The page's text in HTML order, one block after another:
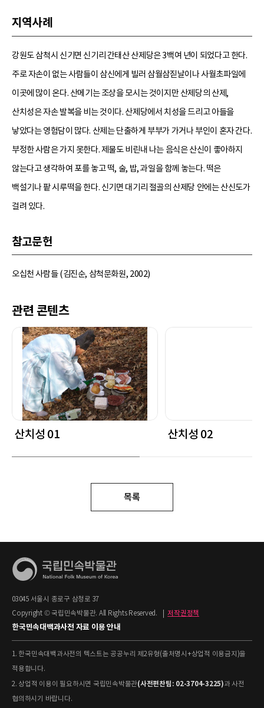
지역사례
강원도 삼척시 신기면 신기리 간태산 산제당은 3백여 년이 되었다고 한다.
주로 자손이 없는 사람들이 삼신에게 빌러 삼월삼짇날이나 사월초파일에
이곳에 많이 온다. 산메기는 조상을 모시는 것이지만 산제당의 산제,
산치성은 자손 발복을 비는 것이다. 산제당에서 치성을 드리고 아들을
낳았다는 영험담이 많다. 산제는 단출하게 부부가 가거나 부인이 혼자 간다.
부정한 사람은 가지 못한다. 제물도 비린내 나는 음식은 산신이 좋아하지
않는다고 생각하여 포를 놓고 떡, 술, 밥, 과일을 함께 놓는다. 떡은
백설기나 팥 시루떡을 한다. 신기면 대기리 절골의 산제당 안에는 산신도가
걸려 있다.
참고문헌
오십천 사람들 (김진순, 삼척문화원, 2002)
관련 콘텐츠
산치성 01 산치성 02
목록
03045 서울시 종로구 삼청로 37
Copyright © 국립민속박물관. All Rights Reserved.
저작권정책
한국민속대백과사전 자료 이용 안내
1. 한국민속대백과사전의 텍스트는 공공누리 제2유형(출처명시+상업적 이용금지)을
적용합니다.
2. 상업적 이용이 필요하시면 국립민속박물관(사전편찬팀: 02-3704-3225)과 사전
협의하시기 바랍니다.